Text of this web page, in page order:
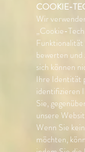
COOKIE-
Wir
„Cookie-
Funktionalität
bewerten und
sich können
Ihre Identität
identifizieren
Sie,
unsere
Wenn Sie
möchten,